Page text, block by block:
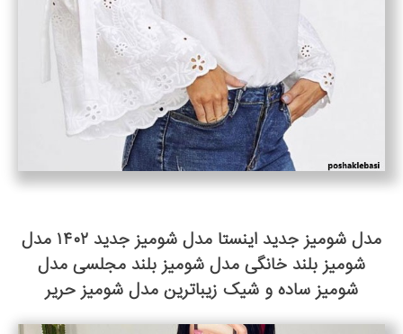
مدل شومیز جدید اینستا مدل شومیز جدید ۱۴۰۲ مدل
شومیز بلند خانگی مدل شومیز بلند مجلسی مدل
شومیز ساده و شیک زیباترین مدل شومیز حریر